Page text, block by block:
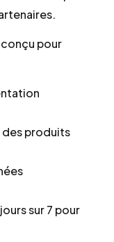
pour
des produits
sur 7 pour